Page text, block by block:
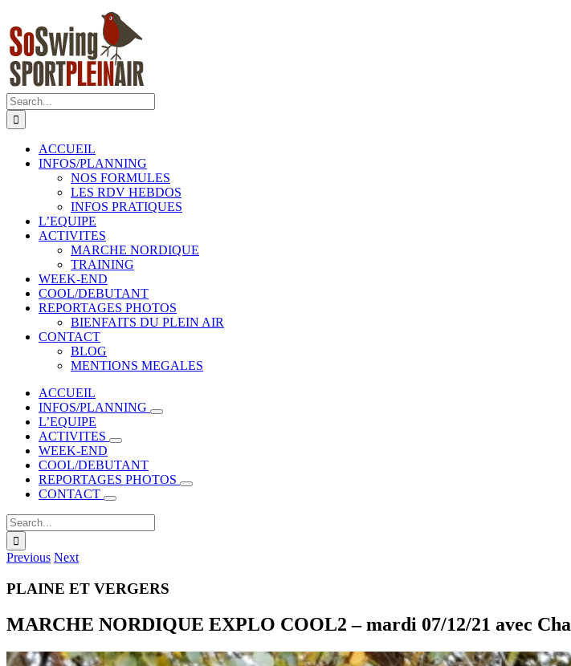
to
content
Search
for:
ACCUEIL
INFOS/PLANNING
NOS FORMULES
LES RDV HEBDOS
INFOS PRATIQUES
L’EQUIPE
ACTIVITES
MARCHE NORDIQUE
TRAINING
WEEK-END
COOL/DEBUTANT
REPORTAGES PHOTOS
BIENFAITS DU PLEIN AIR
CONTACT
BLOG
MENTIONS MEGALES
ACCUEIL
INFOS/PLANNING
L’EQUIPE
ACTIVITES
WEEK-END
COOL/DEBUTANT
REPORTAGES PHOTOS
CONTACT
Search
for:
Previous Next
PLAINE ET VERGERS
MARCHE NORDIQUE EXPLO COOL2 – mardi 07/12/21 avec Cha